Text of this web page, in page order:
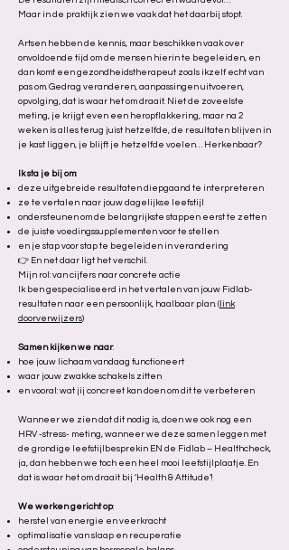
Maar in de praktijk zien we vaak dat het daarbij stopt.
Artsen hebben de kennis, maar beschikken vaak over
onvoldoende tijd om de mensen hierin te begeleiden, en
dan komt een gezondheidstherapeut zoals ikzelf echt van
pas om. Gedrag veranderen, aanpassingen uitvoeren,
opvolging, dat is waar het om draait. Niet de zoveelste
meting, je krijgt even een heropflakkering, maar na 2
weken is alles terug juist hetzelfde, de resultaten blijven in
je kast liggen, je blijft je hetzelfde voelen… Herkenbaar?
Ik sta je bij om:
deze uitgebreide resultaten diepgaand te interpreteren
ze te vertalen naar jouw dagelijkse leefstijl
ondersteunen om de belangrijkste stappen eerst te zetten
de juiste voedingssupplementen voor te stellen
en je stap voor stap te begeleiden in verandering
👉 En net daar ligt het verschil.
Mijn rol: van cijfers naar concrete actie
Ik ben gespecialiseerd in het vertalen van jouw Fidlab-
resultaten naar een persoonlijk, haalbaar plan. ( link
doorverwijzers)
Samen kijken we naar:
hoe jouw lichaam vandaag functioneert
waar jouw zwakke schakels zitten
en vooral: wat jij concreet kan doen om dit te verbeteren
Wanneer we zien dat dit nodig is, doen we ook nog een
HRV -stress- meting, wanneer we deze samen leggen met
de grondige leefstijlbesprekin EN de Fidlab – Healthcheck,
ja, dan hebben we toch een heel mooi leefstijlplaatje. En
dat is waar het om draait bij ‘Health & Attitude’!
We werken gericht op:
herstel van energie en veerkracht
optimalisatie van slaap en recuperatie